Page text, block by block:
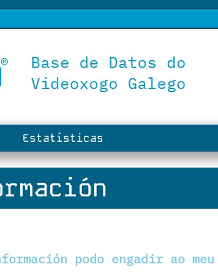
Estatísticas
podo engadir ao